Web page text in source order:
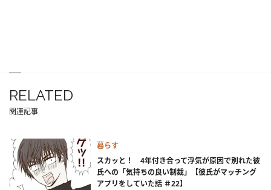
RELATED
関連記事
暮らす
スカッと！ 4年付き合って浮気が原因で別れた彼
氏への「気持ちの良い制裁」【彼氏がマッチング
アプリをしていた話 ＃22】